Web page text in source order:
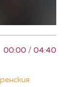
00:00 / 04:40